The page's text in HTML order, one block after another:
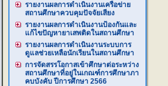
รายงานผลการดำเนินงานเครือข่าย
สถานศึกษาควบคุมปัจจัยเสียง
รายงานผลการดำเนินงานป้องกันและ
แก้ไขปัญหายาเสพติดในสถานศึกษา
รายงานผลการดำเนินงานระบบการ
ดูแลช่วยเหลือนักเรียนในสถานศึกษา
การจัดสรรโอกาสเข้าศึกษาต่อระหว่าง
สถานศึกษาที่อยู่ในเกณฑ์การศึกษาภา
คบบังคับ ปีการศึกษา 2566